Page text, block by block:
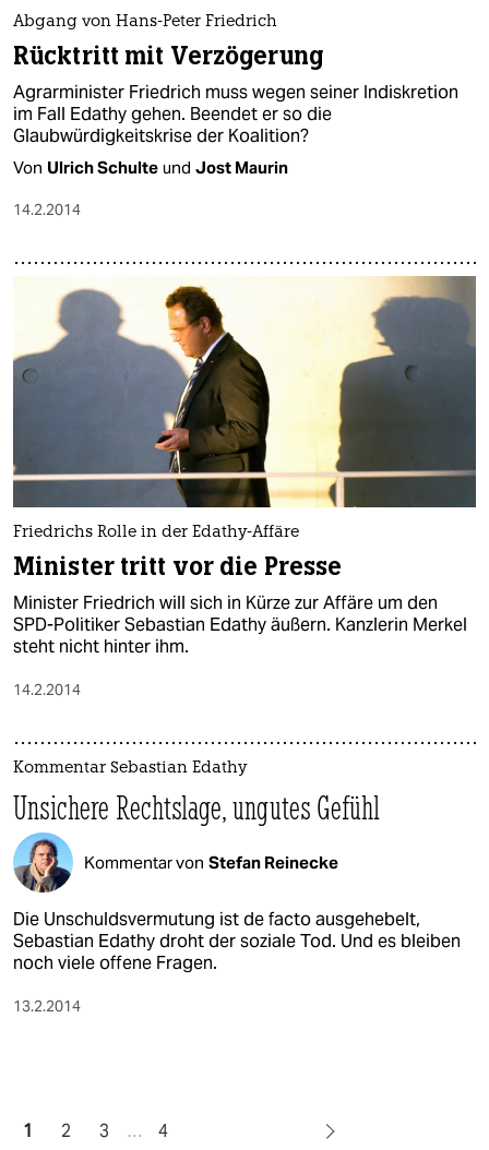
Abgang von Hans-Peter Friedrich
Rücktritt mit Verzögerung
Agrarminister Friedrich muss wegen seiner Indiskretion
im Fall Edathy gehen. Beendet er so die
Glaubwürdigkeitskrise der Koalition?
Von Ulrich Schulte und Jost Maurin
14.2.2014
Friedrichs Rolle in der Edathy-Affäre
Minister tritt vor die Presse
Minister Friedrich will sich in Kürze zur Affäre um den
SPD-Politiker Sebastian Edathy äußern. Kanzlerin Merkel
steht nicht hinter ihm.
14.2.2014
Kommentar Sebastian Edathy
Unsichere Rechtslage, ungutes Gefühl
Kommentar von Stefan Reinecke
Die Unschuldsvermutung ist de facto ausgehebelt,
Sebastian Edathy droht der soziale Tod. Und es bleiben
noch viele offene Fragen.
13.2.2014
1 2 3 … 4